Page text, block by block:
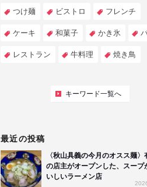
つけ麺 ビストロ フレンチ
ケーキ 和菓子 かき氷
レストラン 牛料理 焼き鳥
キーワード一覧へ
最近の投稿
〈秋山具義の今月のオスス麺
の店主がオープンした、スープ
いしいラーメン店